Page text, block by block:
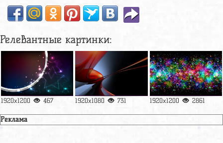
Релевантные картинки:
1920x1200 467 1920x1080 731 1920x1200 2861
Реклама